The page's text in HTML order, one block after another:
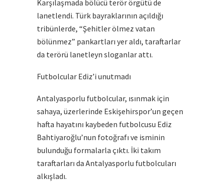
Karşılaşmada bölücü terör örgütü de
lanetlendi. Türk bayraklarının açıldığı
tribünlerde, “Şehitler ölmez vatan
bölünmez” pankartları yer aldı, taraftarlar
da terörü lanetleyn sloganlar attı.
Futbolcular Ediz’i unutmadı
Antalyasporlu futbolcular, ısınmak için
sahaya, üzerlerinde Eskişehirspor’un geçen
hafta hayatını kaybeden futbolcusu Ediz
Bahtiyaroğlu’nun fotoğrafı ve isminin
bulunduğu formalarla çıktı. İki takım
taraftarları da Antalyasporlu futbolcuları
alkışladı.